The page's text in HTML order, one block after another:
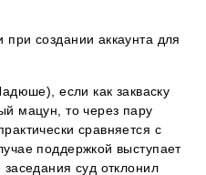
создании аккаунта для
если как закваску
мацун, то через пару
сравняется с
поддержкой выступает
суд отклонил